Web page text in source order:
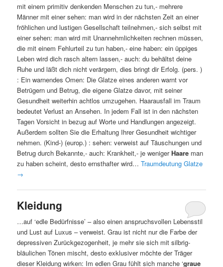
mit einem primitiv denkenden Menschen zu tun,- mehrere
Männer mit einer sehen: man wird in der nächsten Zeit an einer
fröhlichen und lustigen Gesellschaft teilnehmen,- sich selbst mit
einer sehen: man wird mit Unannehmlichkeiten rechnen müssen,
die mit einem Fehlurteil zu tun haben,- eine haben: ein üppiges
Leben wird dich rasch altern lassen,- auch: du behältst deine
Ruhe und läßt dich nicht verärgern, dies bringt dir Erfolg. (pers. )
: Ein warnendes Omen: Die Glatze eines anderen warnt vor
Betrügern und Betrug, die eigene Glatze davor, mit seiner
Gesundheit weiterhin achtlos umzugehen. Haarausfall im Traum
bedeutet Verlust an Ansehen. In jedem Fall ist in den nächsten
Tagen Vorsicht in bezug auf Worte und Handlungen angezeigt.
Außerdem sollten Sie die Erhaltung Ihrer Gesundheit wichtiger
nehmen. (Kind-) (europ.) : sehen: verweist auf Täuschungen und
Betrug durch Bekannte,- auch: Krankheit,- je wenigerHaare man
zu haben scheint, desto ernsthafter wird…Traumdeutung Glatze
→
Kleidung
…auf ‘edle Bedürfnisse’ – also einen anspruchsvollen Lebensstil
und Lust auf Luxus – verweist. Grau ist nicht nur die Farbe der
depressiven Zurückgezogenheit, je mehr sie sich mit silbrig-
bläulichen Tönen mischt, desto exklusiver möchte der Träger
dieser Kleidung wirken: Im edlen Grau fühlt sich manche ‘graue